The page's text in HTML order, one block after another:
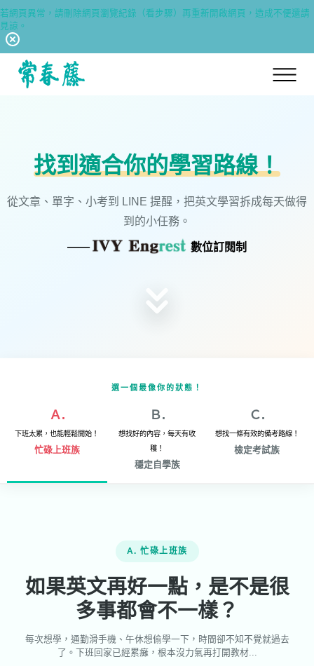
【8/6(四)休息通知】因舉辦內部活動，故當天台北門市、電話客服及網站出貨
皆暫停服務一天。謝謝。
找到適合你的學習路線！
從文章、單字、小考到 LINE 提醒，把英文學習拆成每天做得
到的小任務。
—— 數位訂閱制
選一個最像你的狀態！
Ａ.
下班太累，也能輕鬆開始！
忙碌上班族
Ｂ.
想找好的內容，每天有收
穫！
穩定自學族
Ｃ.
想找一條有效的備考路線！
檢定考試族
A. 忙碌上班族
如果英文再好一點，是不是很
多事都會不一樣？
每次想學，通勤滑手機、午休想偷學一下，時間卻不知不覺就過去
了。下班回家已經累癱，根本沒力氣再打開教材...